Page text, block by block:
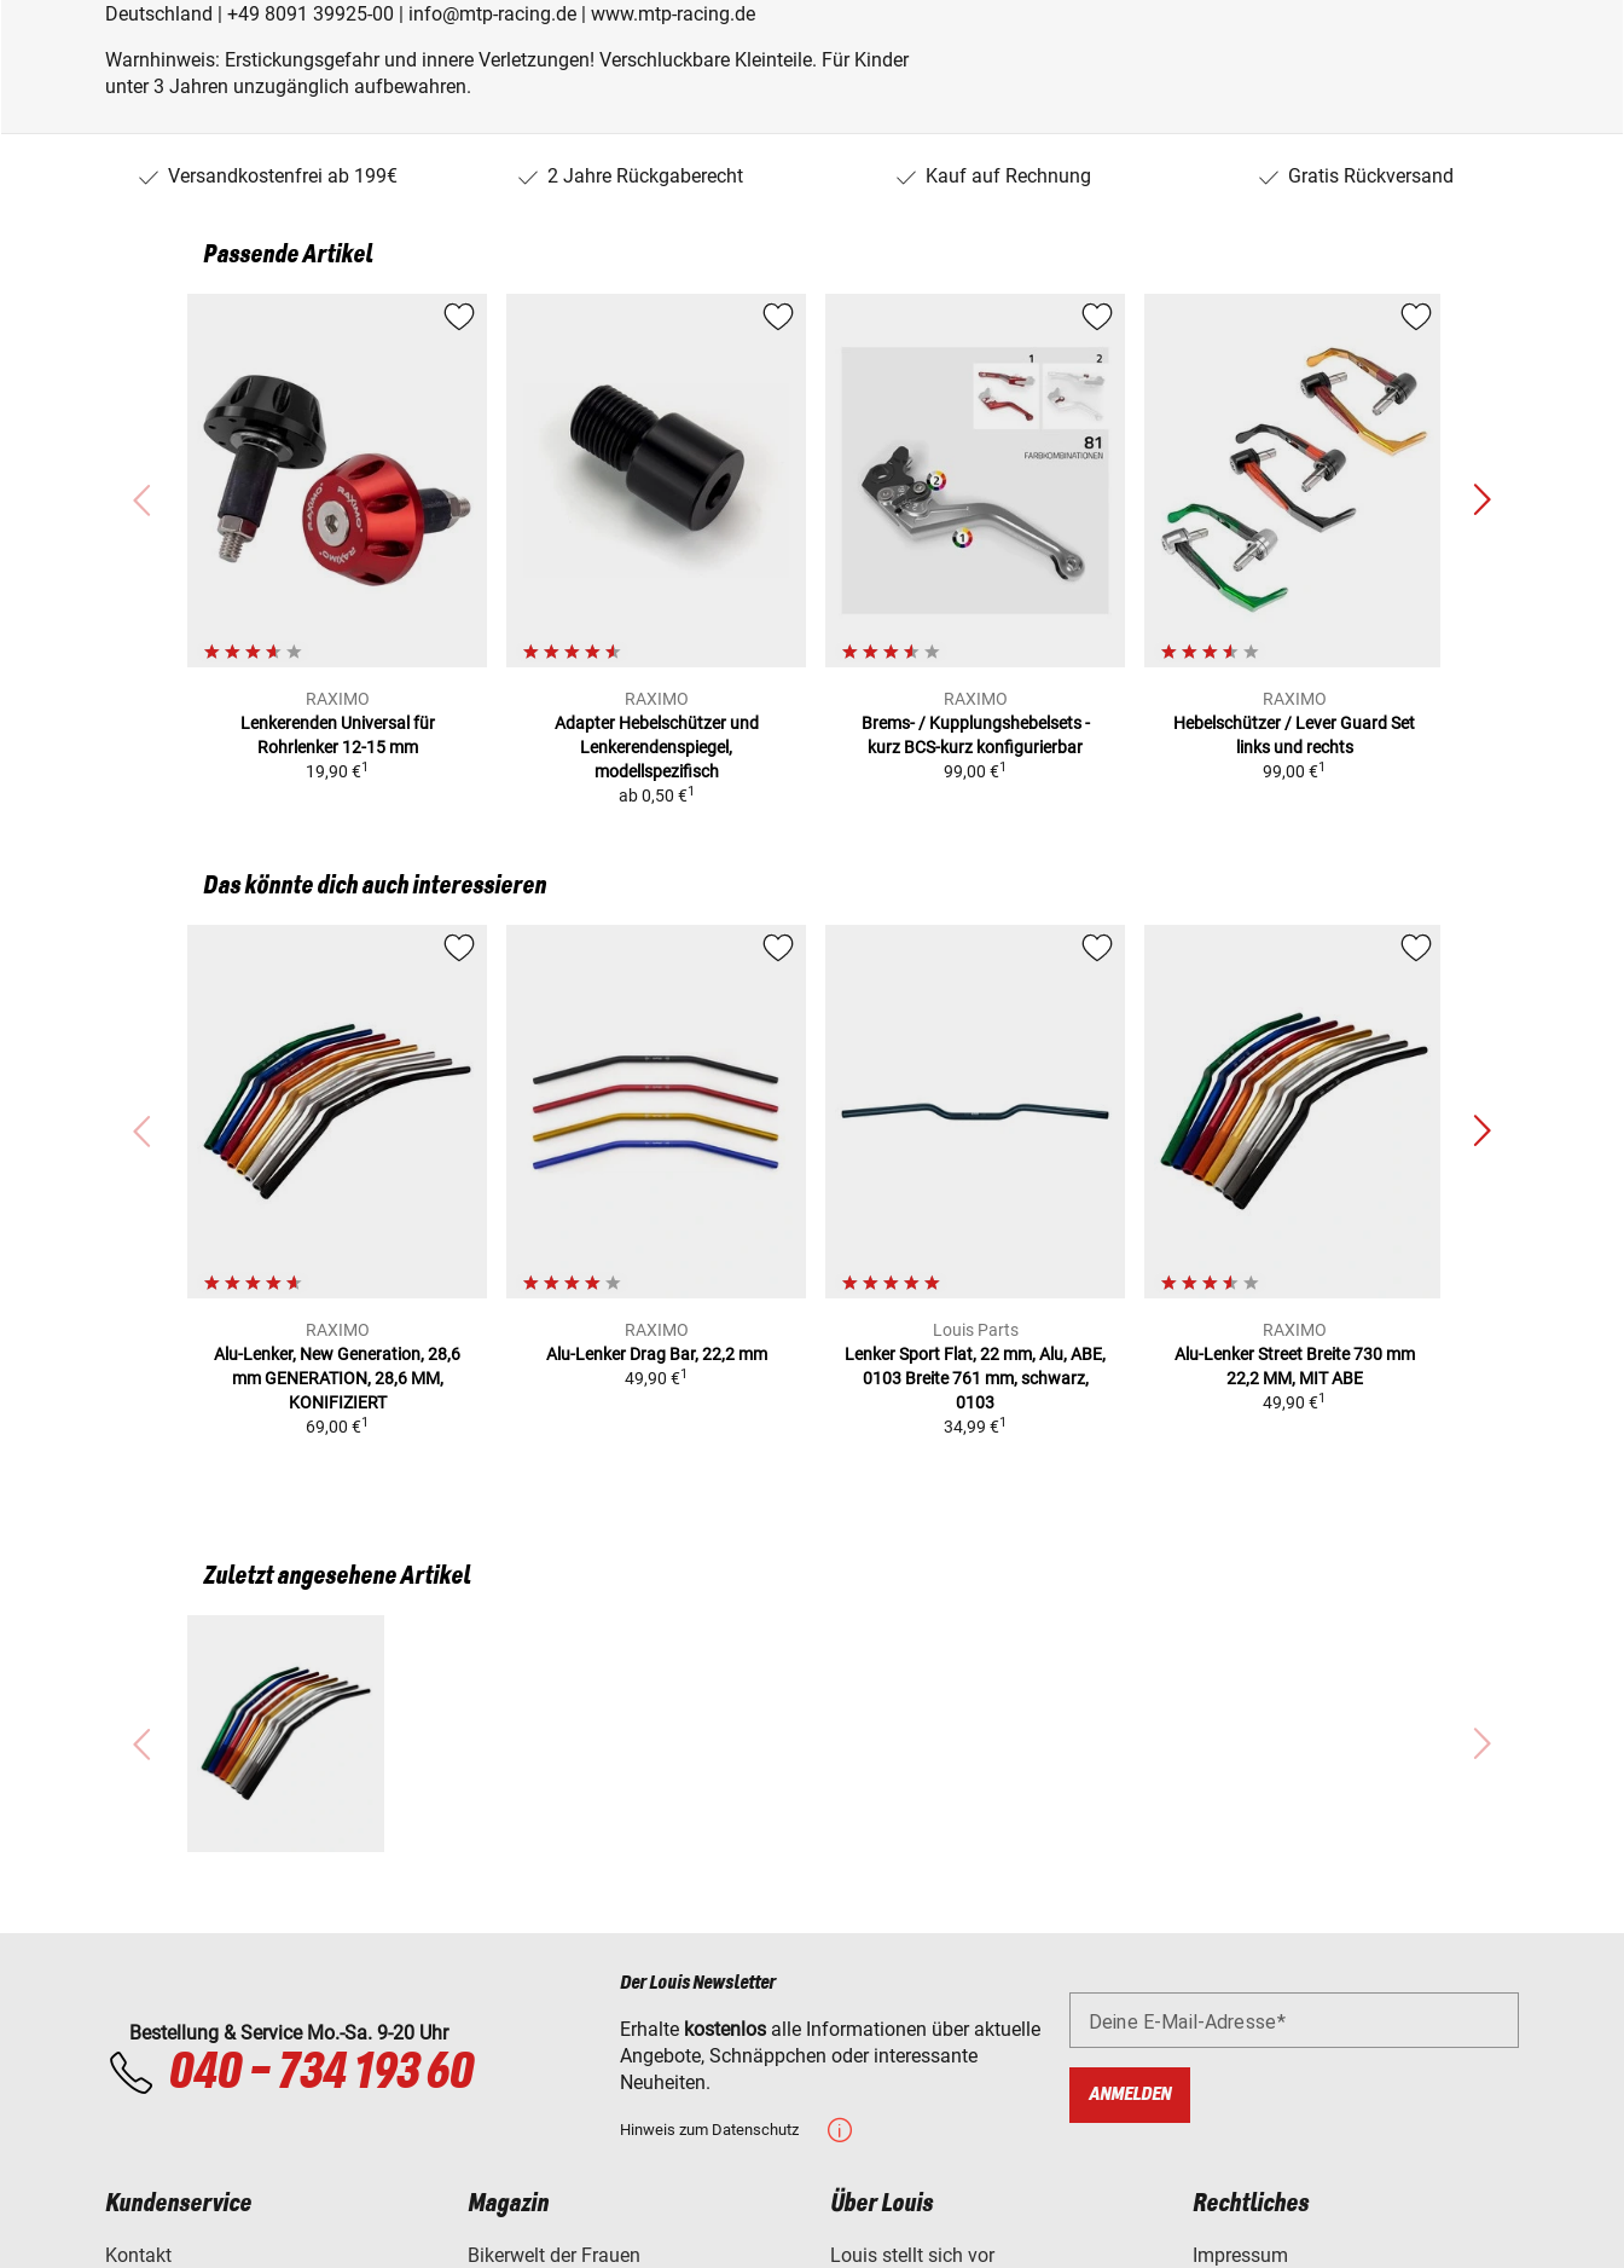
Deutschland | +49 8091 39925-00 | info@mtp-racing.de | www.mtp-racing.de
Warnhinweis: Erstickungsgefahr und innere Verletzungen! Verschluckbare Kleinteile. Für Kinder
unter 3 Jahren unzugänglich aufbewahren.
Versandkostenfrei ab 199€ 2 Jahre Rückgaberecht Kauf auf Rechnung Gratis Rückversand
Passende Artikel
RAXIMO
Lenkerenden Universal für
Rohrlenker 12-15 mm
19,90 €1
RAXIMO
Adapter Hebelschützer und
Lenkerendenspiegel,
modellspezifisch
ab 0,50 €1
RAXIMO
Brems- / Kupplungshebelsets -
kurz BCS-kurz konfigurierbar
99,00 €1
RAXIMO
Hebelschützer / Lever Guard Set
links und rechts
99,00 €1
Das könnte dich auch interessieren
RAXIMO
Alu-Lenker, New Generation, 28,6
mm GENERATION, 28,6 MM,
KONIFIZIERT
69,00 €1
RAXIMO
Alu-Lenker Drag Bar, 22,2 mm
49,90 €1
Louis Parts
Lenker Sport Flat, 22 mm, Alu, ABE,
0103 Breite 761 mm, schwarz,
0103
34,99 €1
RAXIMO
Alu-Lenker Street Breite 730 mm
22,2 MM, MIT ABE
49,90 €1
Zuletzt angesehene Artikel
Bestellung & Service Mo.-Sa. 9-20 Uhr
040 - 734 193 60
Der Louis Newsletter
Erhalte kostenlos alle Informationen über aktuelle
Angebote, Schnäppchen oder interessante
Neuheiten.
Hinweis zum Datenschutz
Deine E-Mail-Adresse
ANMELDEN
Kundenservice
Kontakt
Magazin
Bikerwelt der Frauen
Über Louis
Louis stellt sich vor
Rechtliches
Impressum